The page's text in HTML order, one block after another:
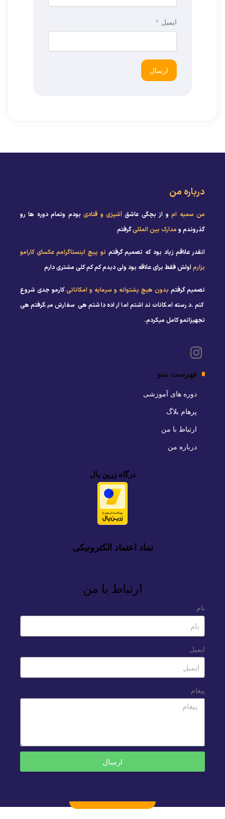
ایمیل *
درباره من
من سمیه امو از بچگی عاشق آشپزی و قنادیبودم وتمام دوره ها رو
گذروندم و مدارک بین المللیگرفتم
انقدر علاقم زیاد بود که تصمیم گرفتم تو پیچ اینستاگرامم عکسای کارامو
بزارم اولش فقط برای علاقه بود ولی دیدم کم کم کلی مشتری دارم
تصمیم گرفتم بدون هیچ پشتوانه و سرمایه و امکاناتیکارمو جدی شروع
کنم .درسته امکانات نداشتم اما اراده داشتم هی سفارش میگرفتم هی
تجهیزاتمو کامل میکردم.
فهرست منو
دوره های آموزشی
پرهام بلاگ
ارتباط با من
درباره من
درگاه زرین پال
نماد اعتماد الکترونیکی
ارتباط با من
نام
ایمیل
پیغام
ارسال